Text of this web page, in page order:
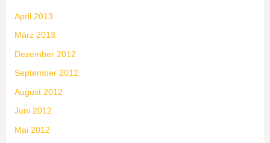
April 2013
März 2013
Dezember 2012
September 2012
August 2012
Juni 2012
Mai 2012